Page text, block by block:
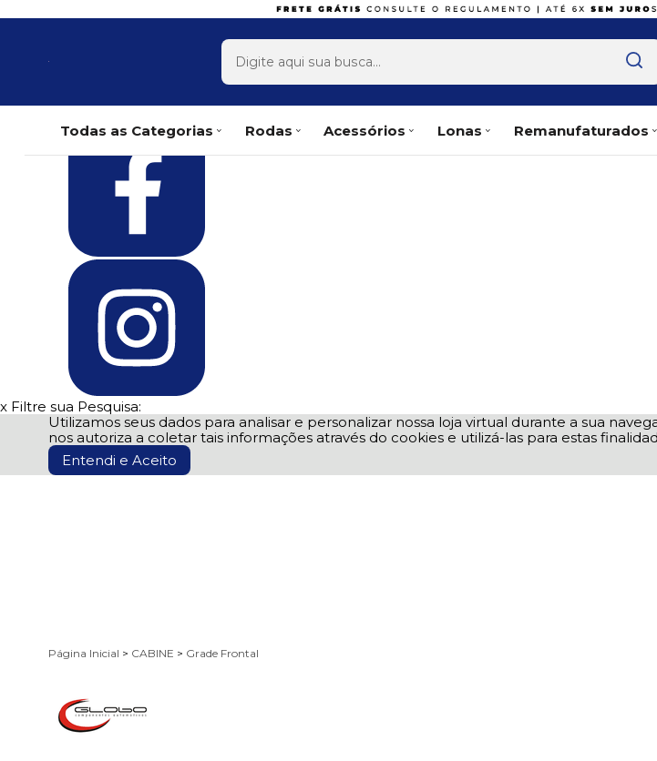
Acesse sua conta e pedidos
Como Comprar
x Filtre sua Pesquisa:
Utilizamos seus dados para analisar e personalizar nossa loja virtual durante a sua
nos autoriza a coletar tais informações através do cookies e utilizá-las para estas
Entendi e Aceito
Todas as Categorias Rodas Acessórios Lonas Remanufaturados
Página Inicial > CABINE > Grade Frontal